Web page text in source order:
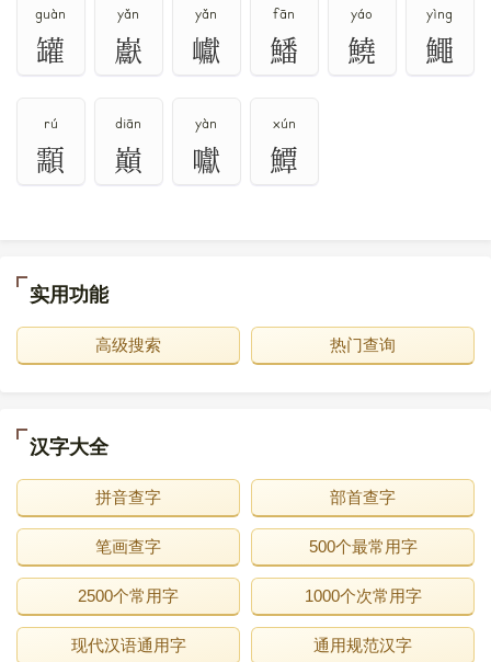
guàn
罐
yǎn
巚
yǎn
巘
fān
鱕
yáo
鱙
yìng
鱦
rú
顬
diān
巔
yàn
囐
xún
鱏
实用功能
高级搜索 热门查询
汉字大全
拼音查字 部首查字
笔画查字 500个最常用字
2500个常用字 1000个次常用字
现代汉语通用字 通用规范汉字